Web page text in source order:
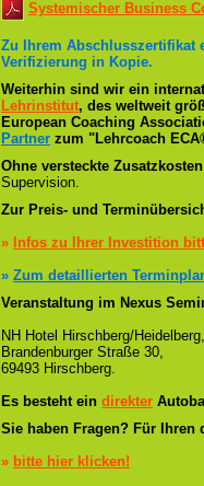
Systemischer Business
Zu Ihrem Abschlusszertifikat
Verifizierung in Kopie.
Weiterhin sind wir ein
Lehrinstitut, des weltweit
European Coaching
Partner zum "Lehrcoach
Ohne versteckte Zusatzkosten
Supervision.
Zur Preis- und
» Infos zu Ihrer Investition
» Zum detaillierten
Veranstaltung im Nexus
NH Hotel Hirschberg/Heidelberg,
Brandenburger Straße 30,
69493 Hirschberg.
Es besteht ein direkter
Sie haben Fragen? Für Ihren
» bitte hier klicken!